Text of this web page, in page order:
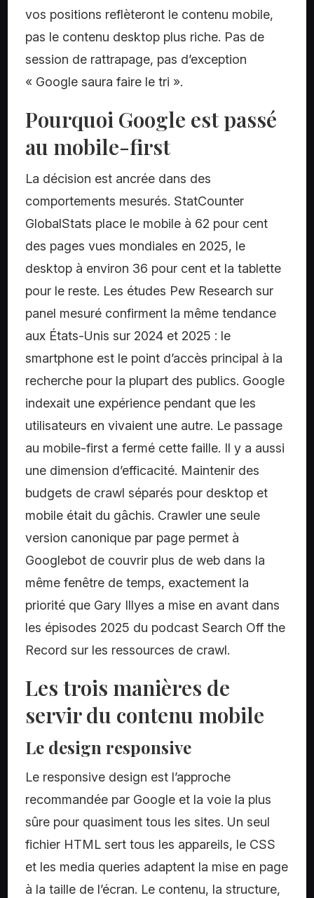
vos positions reflèteront le contenu mobile,
pas le contenu desktop plus riche. Pas de
session de rattrapage, pas d’exception
« Google saura faire le tri ».
Pourquoi Google est passé
au mobile-first
La décision est ancrée dans des
comportements mesurés. StatCounter
GlobalStats place le mobile à 62 pour cent
des pages vues mondiales en 2025, le
desktop à environ 36 pour cent et la tablette
pour le reste. Les études Pew Research sur
panel mesuré confirment la même tendance
aux États-Unis sur 2024 et 2025 : le
smartphone est le point d’accès principal à la
recherche pour la plupart des publics. Google
indexait une expérience pendant que les
utilisateurs en vivaient une autre. Le passage
au mobile-first a fermé cette faille. Il y a aussi
une dimension d’efficacité. Maintenir des
budgets de crawl séparés pour desktop et
mobile était du gâchis. Crawler une seule
version canonique par page permet à
Googlebot de couvrir plus de web dans la
même fenêtre de temps, exactement la
priorité que Gary Illyes a mise en avant dans
les épisodes 2025 du podcast Search Off the
Record sur les ressources de crawl.
Les trois manières de
servir du contenu mobile
Le design responsive
Le responsive design est l’approche
recommandée par Google et la voie la plus
sûre pour quasiment tous les sites. Un seul
fichier HTML sert tous les appareils, le CSS
et les media queries adaptent la mise en page
à la taille de l’écran. Le contenu, la structure,